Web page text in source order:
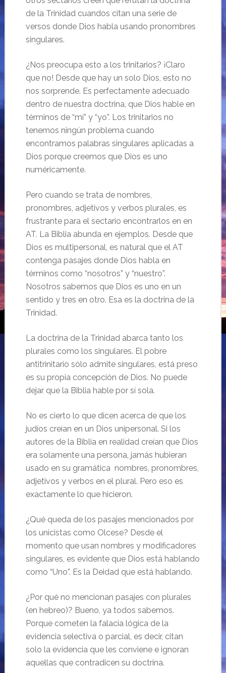
de la Trinidad cuandos citan una serie de
versos donde Dios habla usando pronombres
singulares.
¿Nos preocupa esto a los trinitarios? ¡Claro
que no! Desde que hay un solo Dios, esto no
nos sorprende. Es perfectamente adecuado
dentro de nuestra doctrina, que Dios hable en
términos de “mí” y “yo”. Los trinitarios no
tenemos ningún problema cuando
encontramos palabras singulares aplicadas a
Dios porque creemos que Dios es uno
numéricamente.
Pero cuando se trata de nombres,
pronombres, adjetivos y verbos plurales, es
frustrante para el sectario encontrarlos en en
AT. La Biblia abunda en ejemplos. Desde que
Dios es multipersonal, es natural que el AT
contenga pasajes donde Dios habla en
términos como “nosotros” y “nuestro”.
Nosotros sabemos que Dios es uno en un
sentido y tres en otro. Esa es la doctrina de la
Trinidad.
La doctrina de la Trinidad abarca tanto los
plurales como los singulares. El pobre
antitrinitario sólo admite singulares, está preso
es su propia concepción de Dios. No puede
dejar que la Biblia hable por sí sola.
No es cierto lo que dicen acerca de que los
judíos creían en un Dios unipersonal. Si los
autores de la Biblia en realidad creían que Dios
era solamente una persona, jamás hubieran
usado en su gramática nombres, pronombres,
adjetivos y verbos en el plural. Pero eso es
exactamente lo que hicieron.
¿Qué queda de los pasajes mencionados por
los unicistas como Olcese? Desde el
momento que usan nombres y modificadores
singulares, es evidente que Dios está hablando
como “Uno”. Es la Deidad que está hablando.
¿Por qué no mencionan pasajes con plurales
(en hebreo)? Bueno, ya todos sabemos.
Porque cometen la falacia lógica de la
evidencia selectiva o parcial, es decir, citan
solo la evidencia que les conviene e ignoran
aquellas que contradicen su doctrina.